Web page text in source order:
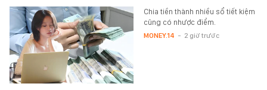
Chia tiền thành nhiều sổ tiết kiệm
cũng có nhược điểm.
MONEY.14 - 2 giờ trước